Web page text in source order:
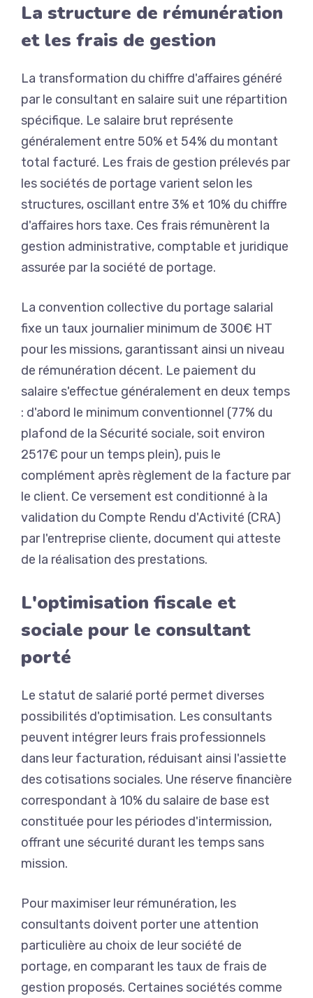
La structure de rémunération
et les frais de gestion
La transformation du chiffre d'affaires généré
par le consultant en salaire suit une répartition
spécifique. Le salaire brut représente
généralement entre 50% et 54% du montant
total facturé. Les frais de gestion prélevés par
les sociétés de portage varient selon les
structures, oscillant entre 3% et 10% du chiffre
d'affaires hors taxe. Ces frais rémunèrent la
gestion administrative, comptable et juridique
assurée par la société de portage.
La convention collective du portage salarial
fixe un taux journalier minimum de 300€ HT
pour les missions, garantissant ainsi un niveau
de rémunération décent. Le paiement du
salaire s'effectue généralement en deux temps
: d'abord le minimum conventionnel (77% du
plafond de la Sécurité sociale, soit environ
2517€ pour un temps plein), puis le
complément après règlement de la facture par
le client. Ce versement est conditionné à la
validation du Compte Rendu d'Activité (CRA)
par l'entreprise cliente, document qui atteste
de la réalisation des prestations.
L'optimisation fiscale et
sociale pour le consultant
porté
Le statut de salarié porté permet diverses
possibilités d'optimisation. Les consultants
peuvent intégrer leurs frais professionnels
dans leur facturation, réduisant ainsi l'assiette
des cotisations sociales. Une réserve financière
correspondant à 10% du salaire de base est
constituée pour les périodes d'intermission,
offrant une sécurité durant les temps sans
mission.
Pour maximiser leur rémunération, les
consultants doivent porter une attention
particulière au choix de leur société de
portage, en comparant les taux de frais de
gestion proposés. Certaines sociétés comme